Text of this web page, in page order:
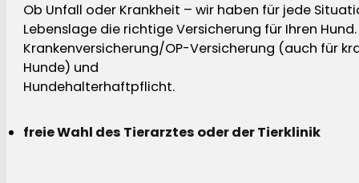
Ob Unfall oder Krankheit – wir haben für jede
Lebenslage die richtige Versicherung für Ihren Hund.
Krankenversicherung/OP-Versicherung (auch für
Hunde) und
Hundehalterhaftpflicht.
freie Wahl des Tierarztes oder der Tierklinik